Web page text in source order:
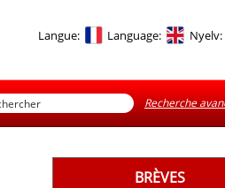
Langue: Language: Nyelv:
Recherche
BRÈVES